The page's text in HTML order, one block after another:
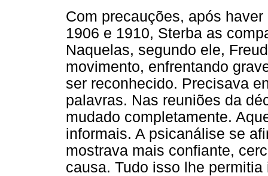
Com precauções, após
1906 e 1910, Sterba as
Naquelas, segundo ele,
movimento, enfrentando
ser reconhecido. Precisava
palavras. Nas reuniões da
mudado completamente.
informais. A psicanálise se
mostrava mais confiante,
causa. Tudo isso lhe